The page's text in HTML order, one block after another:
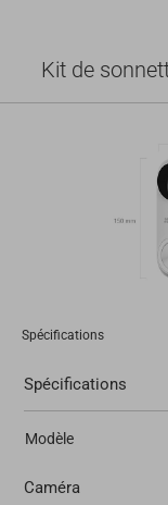
Kit de
Spécifications
Spécifications
Modèle
Caméra